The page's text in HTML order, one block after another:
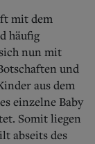
mit dem
häufig
nun mit
und
aus dem
einzelne Baby
Somit liegen
abseits des